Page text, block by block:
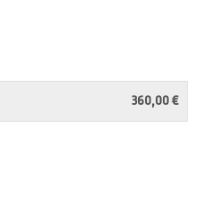
360,00 €